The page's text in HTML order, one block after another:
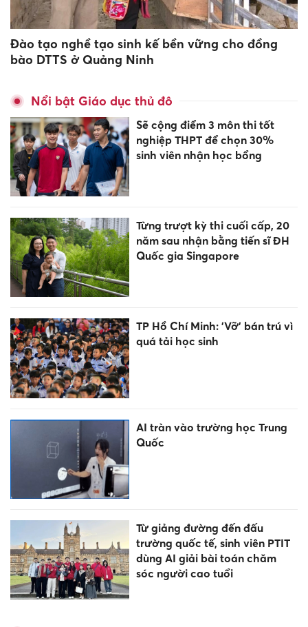
Đào tạo nghề tạo sinh kế bền vững cho đồng
bào DTTS ở Quảng Ninh
Nổi bật Giáo dục thủ đô
Sẽ cộng điểm 3 môn thi tốt
nghiệp THPT để chọn 30%
sinh viên nhận học bổng
Từng trượt kỳ thi cuối cấp, 20
năm sau nhận bằng tiến sĩ ĐH
Quốc gia Singapore
TP Hồ Chí Minh: 'Vỡ' bán trú vì
quá tải học sinh
AI tràn vào trường học Trung
Quốc
Từ giảng đường đến đấu
trường quốc tế, sinh viên PTIT
dùng AI giải bài toán chăm
sóc người cao tuổi